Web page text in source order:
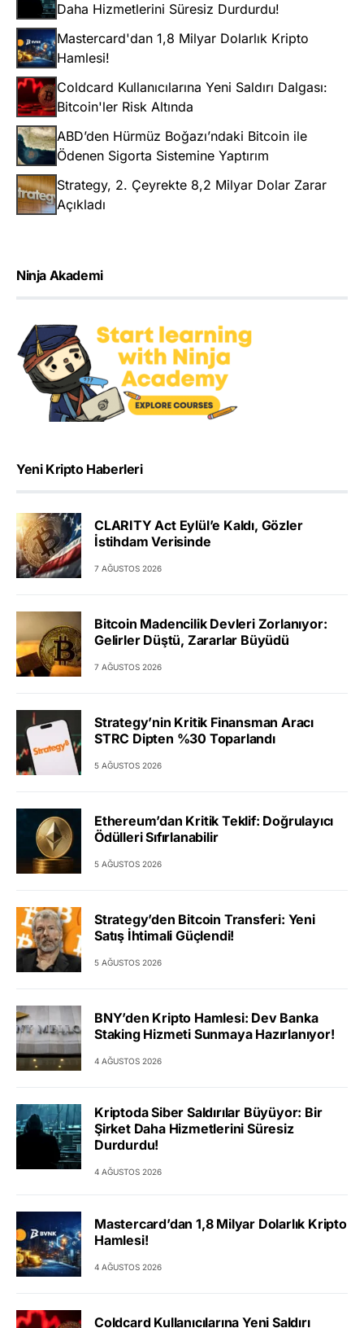
Daha Hizmetlerini Süresiz Durdurdu!
Mastercard'dan 1,8 Milyar Dolarlık Kripto
Hamlesi!
Coldcard Kullanıcılarına Yeni Saldırı Dalgası:
Bitcoin'ler Risk Altında
ABD’den Hürmüz Boğazı’ndaki Bitcoin ile
Ödenen Sigorta Sistemine Yaptırım
Strategy, 2. Çeyrekte 8,2 Milyar Dolar Zarar
Açıkladı
Ninja Akademi
Yeni Kripto Haberleri
CLARITY Act Eylül’e Kaldı, Gözler
İstihdam Verisinde
7 AĞUSTOS 2026
Bitcoin Madencilik Devleri Zorlanıyor:
Gelirler Düştü, Zararlar Büyüdü
7 AĞUSTOS 2026
Strategy’nin Kritik Finansman Aracı
STRC Dipten %30 Toparlandı
5 AĞUSTOS 2026
Ethereum’dan Kritik Teklif: Doğrulayıcı
Ödülleri Sıfırlanabilir
5 AĞUSTOS 2026
Strategy’den Bitcoin Transferi: Yeni
Satış İhtimali Güçlendi!
5 AĞUSTOS 2026
BNY’den Kripto Hamlesi: Dev Banka
Staking Hizmeti Sunmaya Hazırlanıyor!
4 AĞUSTOS 2026
Kriptoda Siber Saldırılar Büyüyor: Bir
Şirket Daha Hizmetlerini Süresiz
Durdurdu!
4 AĞUSTOS 2026
Mastercard’dan 1,8 Milyar Dolarlık Kripto
Hamlesi!
4 AĞUSTOS 2026
Coldcard Kullanıcılarına Yeni Saldırı